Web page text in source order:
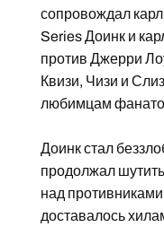
сопровождал
Series Доинк и
против Джерри
Квизи, Чизи и
любимцам
Доинк стал
продолжал
над
доставалось